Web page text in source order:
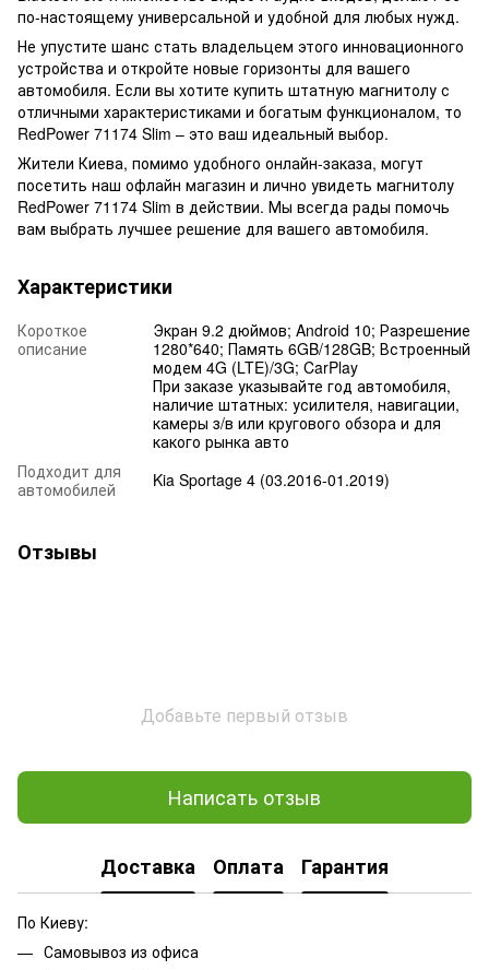
по-настоящему универсальной и удобной для любых нужд.
Не упустите шанс стать владельцем этого инновационного
устройства и откройте новые горизонты для вашего
автомобиля. Если вы хотите купить штатную магнитолу с
отличными характеристиками и богатым функционалом, то
RedPower 71174 Slim – это ваш идеальный выбор.
Жители Киева, помимо удобного онлайн-заказа, могут
посетить наш офлайн магазин и лично увидеть магнитолу
RedPower 71174 Slim в действии. Мы всегда рады помочь
вам выбрать лучшее решение для вашего автомобиля.
Характеристики
Короткое
описание
Экран 9.2 дюймов; Android 10; Разрешение
1280*640; Память 6GB/128GB; Встроенный
модем 4G (LTE)/3G; CarPlay
При заказе указывайте год автомобиля,
наличие штатных: усилителя, навигации,
камеры з/в или кругового обзора и для
какого рынка авто
Подходит для
автомобилей
Kia Sportage 4 (03.2016-01.2019)
Отзывы
Добавьте первый отзыв
Написать отзыв
Доставка Оплата Гарантия
По Киеву:
Самовывоз из офиса